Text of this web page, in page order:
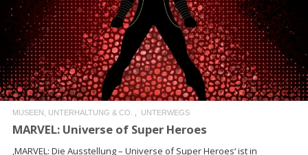
READ MORE
MUSEEN, UNTERHALTUNG & CO. UNTERWEGS
MARVEL: Universe of Super Heroes
‚MARVEL: Die Ausstellung – Universe of Super Heroes‘ ist in